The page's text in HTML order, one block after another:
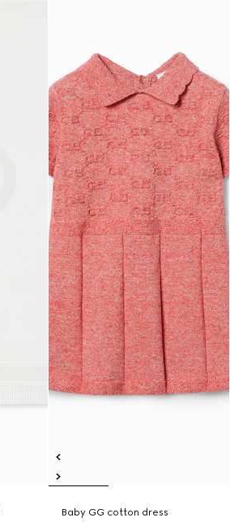
Baby GG cotton dress